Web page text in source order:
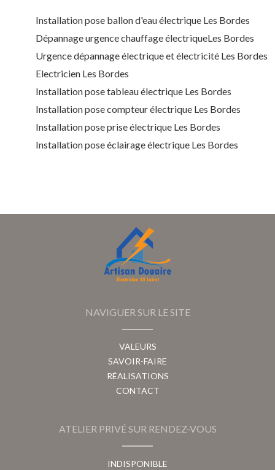
Installation pose ballon d'eau électrique Les Bordes
Dépannage urgence chauffage électriqueLes Bordes
Urgence dépannage électrique et électricité Les Bordes
Electricien Les Bordes
Installation pose tableau électrique Les Bordes
Installation pose compteur électrique Les Bordes
Installation pose prise électrique Les Bordes
Installation pose éclairage électrique Les Bordes
NAVIGUER SUR LE SITE
VALEURS
SAVOIR-FAIRE
RÉALISATIONS
CONTACT
ATELIER PRIVÉ SUR RENDEZ-VOUS
INDISPONIBLE